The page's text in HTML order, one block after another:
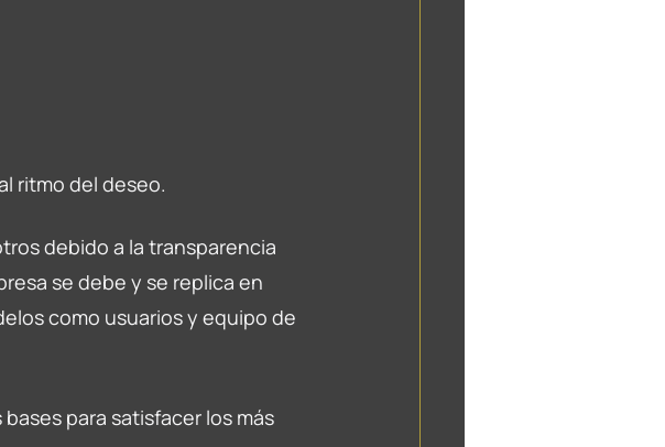
ritmo del deseo.
debido a la transparencia
se debe y se replica en
como usuarios y equipo de
para satisfacer los más